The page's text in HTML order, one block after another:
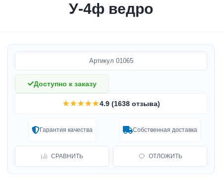
У-4ф ведро
Артикул 01065
Доступно к заказу
★★★★★4.9 (1638 отзыва)
Гарантия качества Собственная доставка
СРАВНИТЬ ОТЛОЖИТЬ